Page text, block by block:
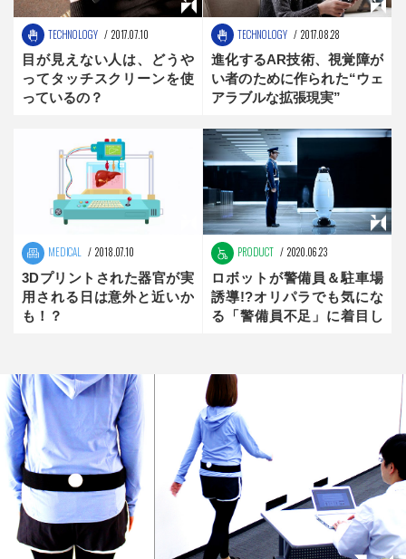
TECHNOLOGY 2017.07.10
目が見えない人は、どうや
ってタッチスクリーンを使
っているの？
TECHNOLOGY 2017.08.28
進化するAR技術、視覚障が
い者のために作られた“ウェ
アラブルな拡張現実”
MEDICAL 2018.07.10
3Dプリントされた器官が実
用される日は意外と近いか
も！？
PRODUCT 2020.06.23
ロボットが警備員＆駐車場
誘導!?オリパラでも気にな
る「警備員不足」に着目し